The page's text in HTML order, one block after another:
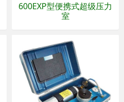
600EXP型便携式超级压力
室